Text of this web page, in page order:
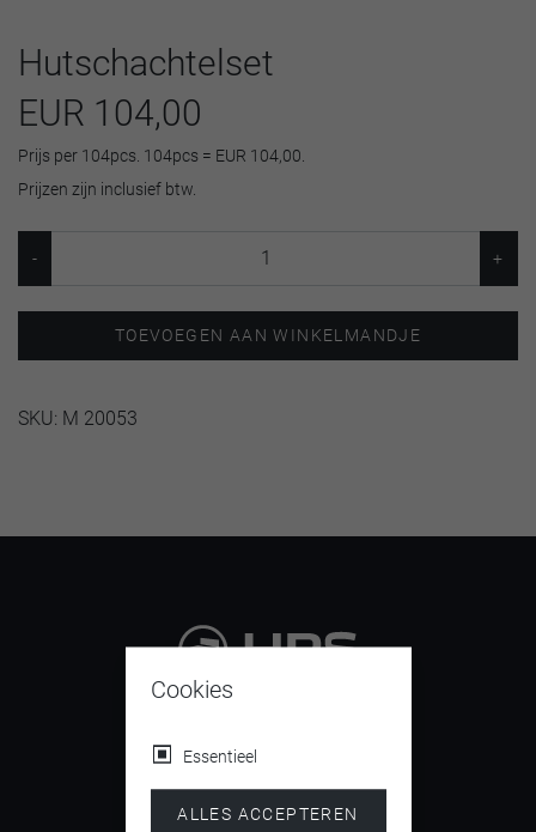
Hutschachtelset
EUR 104,00
Prijs per 104pcs. 104pcs = EUR 104,00.
Prijzen zijn inclusief btw.
TOEVOEGEN AAN WINKELMANDJE
SKU: M 20053
9.4
Cookies
Essentieel
ALLES ACCEPTEREN